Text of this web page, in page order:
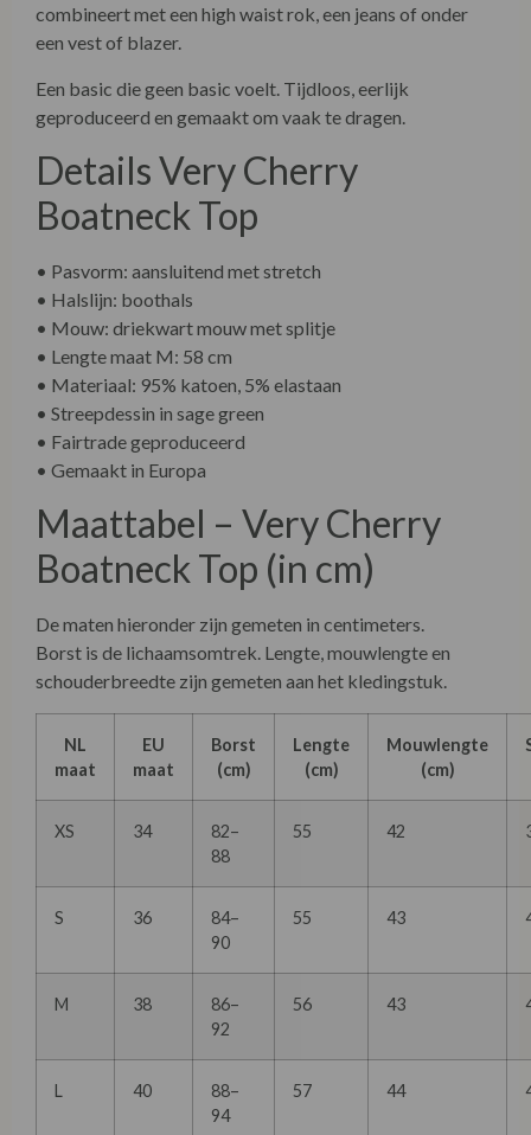
combineert met een high waist rok, een jeans of onder
een vest of blazer.
Een basic die geen basic voelt. Tijdloos, eerlijk
geproduceerd en gemaakt om vaak te dragen.
Details Very Cherry
Boatneck Top
• Pasvorm: aansluitend met stretch
• Halslijn: boothals
• Mouw: driekwart mouw met splitje
• Lengte maat M: 58 cm
• Materiaal: 95% katoen, 5% elastaan
• Streepdessin in sage green
• Fairtrade geproduceerd
• Gemaakt in Europa
Maattabel – Very Cherry
Boatneck Top (in cm)
De maten hieronder zijn gemeten in centimeters.
Borst is de lichaamsomtrek. Lengte, mouwlengte en
schouderbreedte zijn gemeten aan het kledingstuk.
NL
maat
EU
maat
Borst
(cm)
Lengte
(cm)
Mouwlengte
(cm)
XS 34
82–
88
55 42
S 36
84–
90
55 43
M 38
86–
92
56 43
L 40
88–
94
57 44